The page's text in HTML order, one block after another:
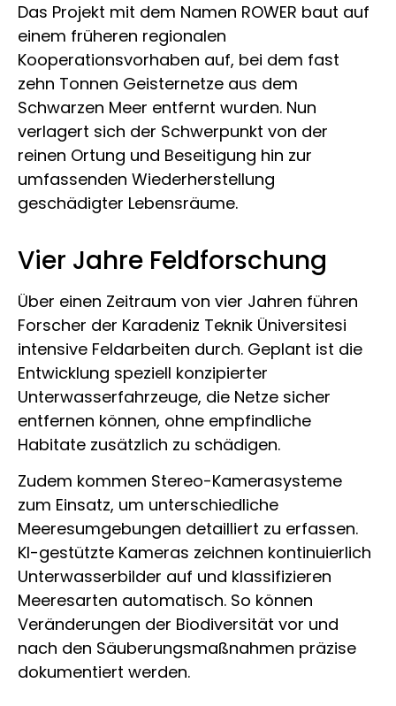
Das Projekt mit dem Namen ROWER baut auf
einem früheren regionalen
Kooperationsvorhaben auf, bei dem fast
zehn Tonnen Geisternetze aus dem
Schwarzen Meer entfernt wurden. Nun
verlagert sich der Schwerpunkt von der
reinen Ortung und Beseitigung hin zur
umfassenden Wiederherstellung
geschädigter Lebensräume.
Vier Jahre Feldforschung
Über einen Zeitraum von vier Jahren führen
Forscher der Karadeniz Teknik Üniversitesi
intensive Feldarbeiten durch. Geplant ist die
Entwicklung speziell konzipierter
Unterwasserfahrzeuge, die Netze sicher
entfernen können, ohne empfindliche
Habitate zusätzlich zu schädigen.
Zudem kommen Stereo-Kamerasysteme
zum Einsatz, um unterschiedliche
Meeresumgebungen detailliert zu erfassen.
KI-gestützte Kameras zeichnen kontinuierlich
Unterwasserbilder auf und klassifizieren
Meeresarten automatisch. So können
Veränderungen der Biodiversität vor und
nach den Säuberungsmaßnahmen präzise
dokumentiert werden.